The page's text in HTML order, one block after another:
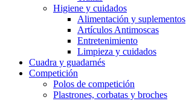
Higiene y cuidados
Alimentación y suplementos
Artículos Antimoscas
Entretenimiento
Limpieza y cuidados
Cuadra y guadarnés
Competición
Polos de competición
Plastrones, corbatas y broches